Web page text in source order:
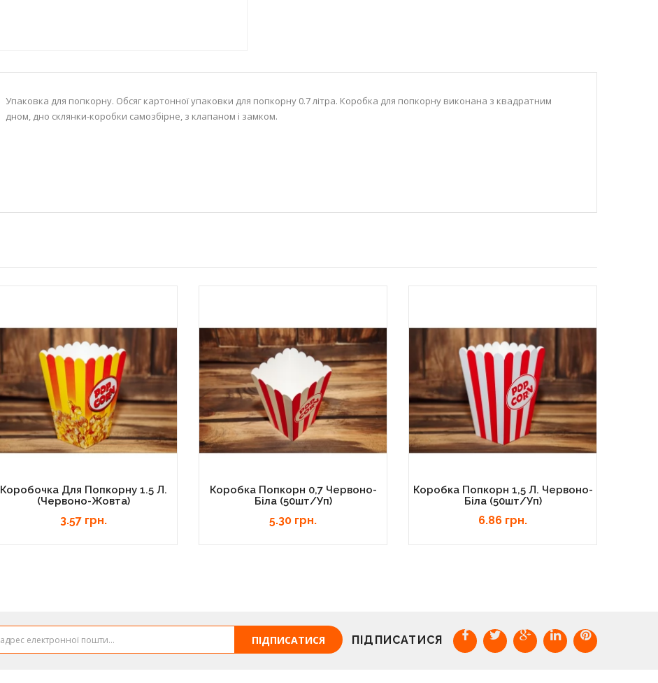
Упаковка для попкорну. Обсяг картонної упаковки для попкорну 0.7 літра. Коробка для попкорну виконана з квадратним
дном, дно склянки-коробки самозбірне, з клапаном і замком.
Коробочка Для Попкорну 1.5 Л.
(червоно-Жовта)
3.57 грн.
Коробка Попкорн 0,7 Червоно-
Біла (50шт/уп)
5.30 грн.
Коробка Попкорн 1,5 Л. Червоно-
Біла (50шт/уп)
6.86 грн.
ПІДПИСАТИСЯ ПІДПИСАТИСЯ